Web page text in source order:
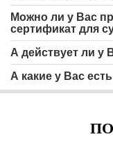
Можно ли у Вас
сертификат для
А действует ли у
А какие у Вас